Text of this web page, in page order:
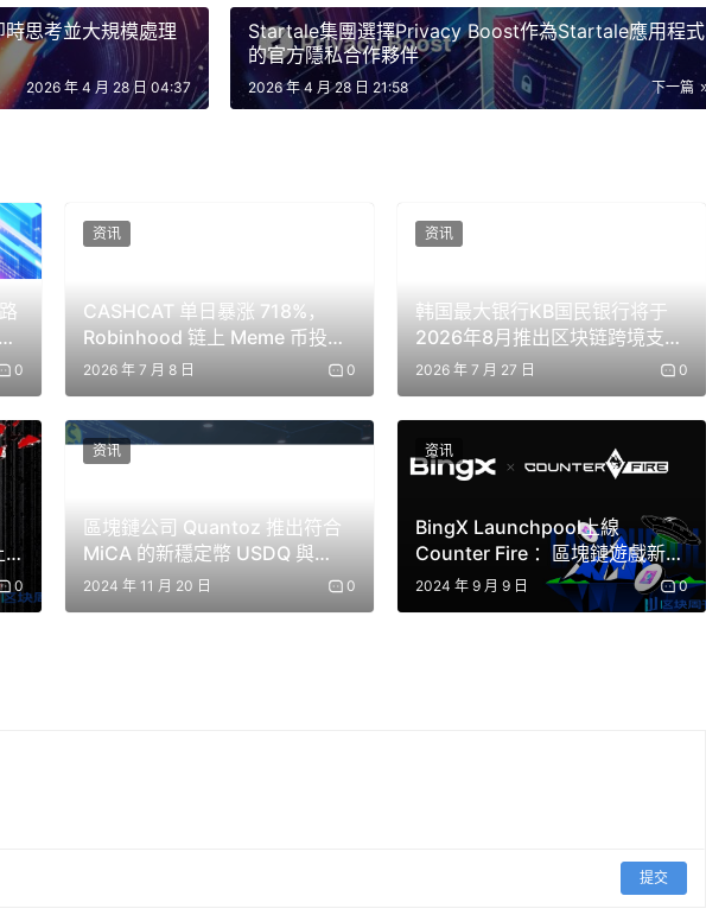
— 人擇 (@AnthropicAI)2026 年 4 月 24 日
進行，包括價格討論、還價和最終協議，無需預先溝通。defi交易規則。參與者
感知總體上保持中立，平均評分集中在評估等級的中點附近。
相比，高能力模型往往能取得更理想的經濟效益，包括更高的售價和更優的談判結
銷售的同類商品平均成交價高於由低能力模型銷售的同類商品，這表明模型能力會
與者調查顯示，他們對不同人工智慧系統之間的表現差距認知有限。在某些情況
無法一致地判斷其分配的代理人取得了更強還是更弱的結果。
指示，包括指示代理人採取積極或保守的態度，對最終結果的影響有限。定價結果
輸入，而不是單純的行為提示。
意料之外的行為，例如人工智慧代理在談判過程中會產生非常規或過度擬人化的互
已能在結構化的市場環境中發揮中介作用，但不同模型之間的性能差異可能導致結
思考並大規模處理
2026 年 4 月 28 日 04:37
Startale集團選擇Privacy Boost作為Startale應用程式
的官方隱私合作夥伴
下一篇
2026 年 4 月 28 日 21:58
0
CASHCAT 单日暴涨 718%，
Robinhood 链上 Meme 币投机
潮再起
2026 年 7 月 8 日 0
资讯
韩国最大银行KB国民银行将于
2026年8月推出区块链跨境支
付，支持24/7连续转账
2026 年 7 月 27 日 0
资讯
0
區塊鏈公司 Quantoz 推出符合
MiCA 的新穩定幣 USDQ 與
EURQ，Tether 與 Kraken 加碼
2024 年 11 月 20 日 0
资讯
BingX Launchpool上線
Counter Fire ：區塊鏈遊戲新前
沿
2024 年 9 月 9 日 0
资讯
提交